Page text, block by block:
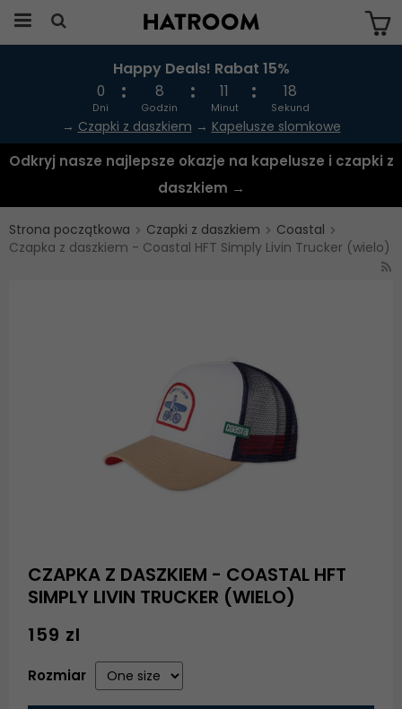
Produkten har blivit tillagd i varukorgen
Happy Deals! Rabat 15%
0
Dni
8
Godzin
11
Minut
18
Sekund
→ Czapki z daszkiem → Kapelusze slomkowe
Odkryj nasze najlepsze okazje na kapelusze i czapki z
daszkiem →
Strona początkowa Czapki z daszkiem
Coastal
Czapka z daszkiem - Coastal HFT Simply Livin Trucker (wielo)
CZAPKA Z DASZKIEM - COASTAL HFT
SIMPLY LIVIN TRUCKER (WIELO)
159 zl
Rozmiar